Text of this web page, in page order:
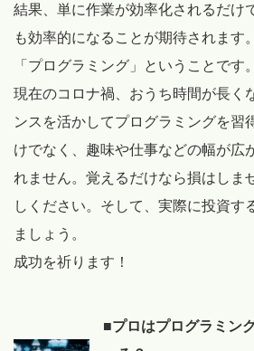
結果、単に作業が効率化されるだけ
も効率的になることが期待されます
「プログラミング」ということです。
現在のコロナ禍、おうち時間が長く
ンスを活かしてプログラミングを習
けでなく、趣味や仕事などの幅が広
れません。覚えるだけなら損はしま
しください。そして、実際に投資す
ましょう。
成功を祈ります！
■プロはプログラミン